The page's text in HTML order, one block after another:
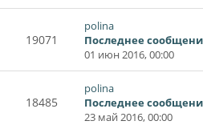
19071
polina
Последнее
01 июн 2016, 00:00
18485
polina
Последнее
23 май 2016, 00:00